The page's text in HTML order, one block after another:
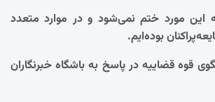
مورد ختم نمی‌شود و در موارد متعدد
بوده‌ایم.
قوه قضاییه در پاسخ به باشگاه خبرنگاران